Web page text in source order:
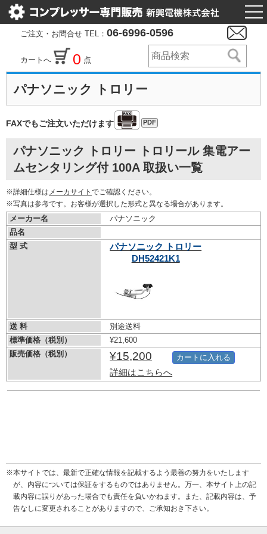
ご注文・お問合せ TEL： 06-6996-0596
カートへ 0 点
パナソニック トロリー
FAXでもご注文いただけます PDF
パナソニック トロリー トロリール 集電アー
ムセンタリング付 100A 取扱い一覧
※詳細仕様は メーカサイト でご確認ください。
※写真は参考です。お客様が選択した形式と異なる場合があります。
メーカー名
パナソニック
品名
型 式
パナソニック トロリー
DH52421K1
送 料
別途送料
標準価格（税別）
¥21,600
販売価格（税別）
¥15,200
詳細はこちらへ
カートに入れる
※本サイトでは、最新で正確な情報を記載するよう最善の努力をいたします
が、内容については保証をするものではありません。万一、本サイト上の記
載内容に誤りがあった場合でも責任を負いかねます。また、記載内容は、予
告なしに変更されることがありますので、ご承知おき下さい。